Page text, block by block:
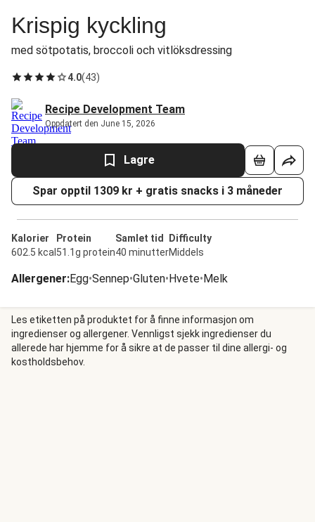
Krispig kyckling
med sötpotatis, broccoli och vitlöksdressing
4.0(43)
Recipe Development Team
Oppdatert den June 15, 2026
Lagre
Spar opptil 1309 kr + gratis snacks i 3 måneder
Kalorier
602.5 kcal
Protein
51.1g protein
Samlet tid
40 minutter
Difficulty
Middels
Allergener:Egg•Sennep•Gluten•Hvete•Melk
Les etiketten på produktet for å finne informasjon om
ingredienser og allergener. Vennligst sjekk ingredienser du
allerede har hjemme for å sikre at de passer til dine allergi- og
kostholdsbehov.